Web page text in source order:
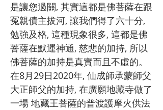
是讓您過關, 其實這都是佛菩薩在跟
冤親債主拔河, 讓我們得了六十分,
勉強及格, 這種現象很多, 這都是佛
菩薩在默運神通, 慈悲的加持, 所以
佛菩薩的加持是真實而且不虛的。
在8月29日2020年, 仙成師承蒙師父
大正師父的加持, 在廣願地藏寺做了
一場 地藏王菩薩的普渡護摩火供法